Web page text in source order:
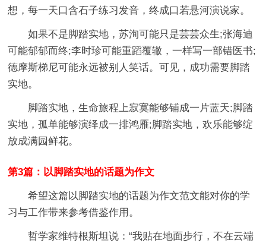
想，每一天口含石子练习发音，终成口若悬河演说家。
如果不是脚踏实地，苏洵可能只是芸芸众生;张海迪
可能郁郁而终;李时珍可能重蹈覆辙，一样写一部错医书;
德摩斯梯尼可能永远被别人笑话。可见，成功需要脚踏
实地。
脚踏实地，生命旅程上寂寞能够铺成一片蓝天;脚踏
实地，孤单能够演绎成一排鸿雁;脚踏实地，欢乐能够绽
放成满园鲜花。
第3篇：以脚踏实地的话题为作文
希望这篇以脚踏实地的话题为作文范文能对你的学
习与工作带来参考借鉴作用。
哲学家维特根斯坦说：“我贴在地面步行，不在云端